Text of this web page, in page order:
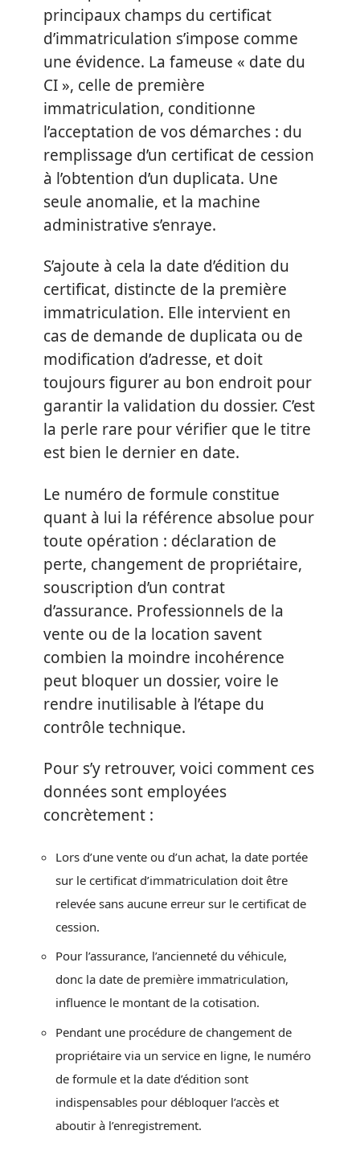
principaux champs du certificat
d’immatriculation s’impose comme
une évidence. La fameuse « date du
CI », celle de première
immatriculation, conditionne
l’acceptation de vos démarches : du
remplissage d’un certificat de cession
à l’obtention d’un duplicata. Une
seule anomalie, et la machine
administrative s’enraye.
S’ajoute à cela la date d’édition du
certificat, distincte de la première
immatriculation. Elle intervient en
cas de demande de duplicata ou de
modification d’adresse, et doit
toujours figurer au bon endroit pour
garantir la validation du dossier. C’est
la perle rare pour vérifier que le titre
est bien le dernier en date.
Le numéro de formule constitue
quant à lui la référence absolue pour
toute opération : déclaration de
perte, changement de propriétaire,
souscription d’un contrat
d’assurance. Professionnels de la
vente ou de la location savent
combien la moindre incohérence
peut bloquer un dossier, voire le
rendre inutilisable à l’étape du
contrôle technique.
Pour s’y retrouver, voici comment ces
données sont employées
concrètement :
Lors d’une vente ou d’un achat, la date portée
sur le certificat d’immatriculation doit être
relevée sans aucune erreur sur le certificat de
cession.
Pour l’assurance, l’ancienneté du véhicule,
donc la date de première immatriculation,
influence le montant de la cotisation.
Pendant une procédure de changement de
propriétaire via un service en ligne, le numéro
de formule et la date d’édition sont
indispensables pour débloquer l’accès et
aboutir à l’enregistrement.